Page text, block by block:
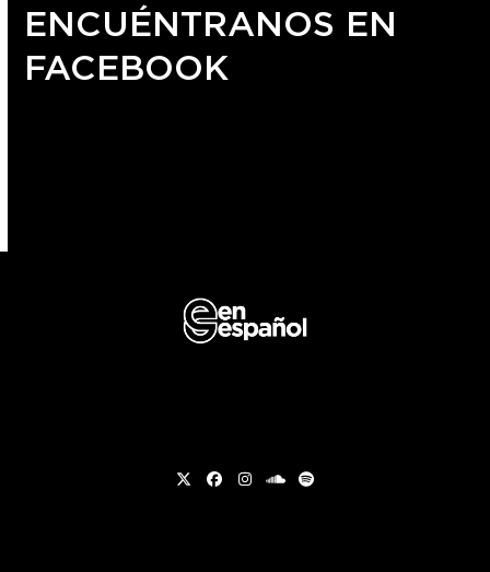
ENCUÉNTRANOS EN
FACEBOOK
TwitterFacebook
Instagram
soundcloud
Spotify